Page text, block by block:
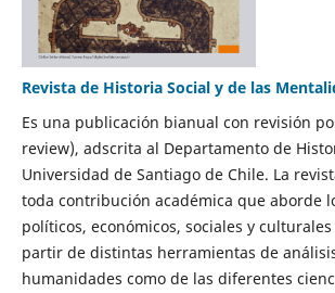
Revista de Historia Social y de las
Es una publicación bianual con revisión
review), adscrita al Departamento de
Universidad de Santiago de Chile. La
toda contribución académica que aborde
políticos, económicos, sociales y
partir de distintas herramientas de
humanidades como de las diferentes